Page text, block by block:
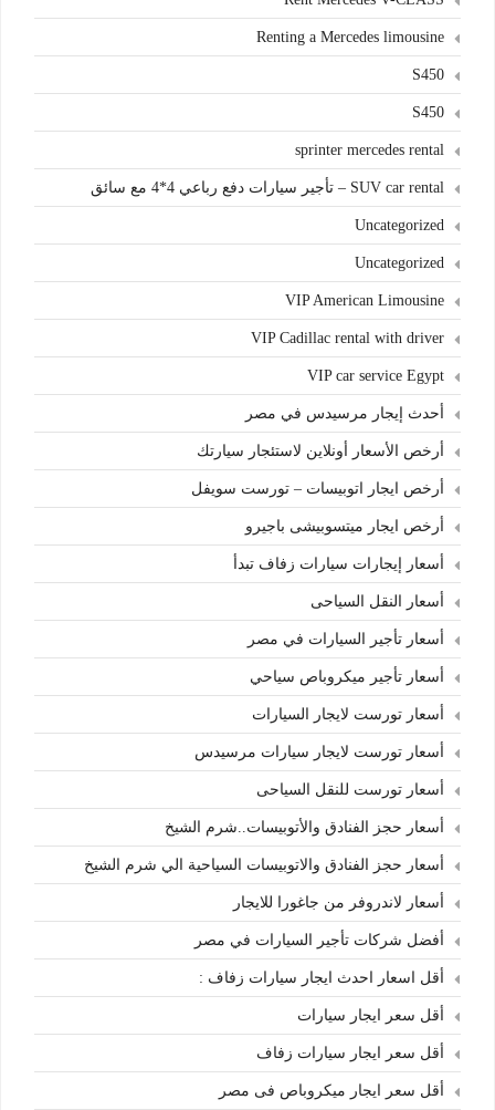
Renting a Mercedes limousine
S450
S450
sprinter mercedes rental
SUV car rental – تأجير سيارات دفع رباعي 4*4 مع سائق
Uncategorized
Uncategorized
VIP American Limousine
VIP Cadillac rental with driver
VIP car service Egypt
أحدث إيجار مرسيدس في مصر
أرخص الأسعار أونلاين لاستئجار سيارتك
أرخص ايجار اتوبيسات – تورست سويفل
أرخص ايجار ميتسوبيشى باجيرو
أسعار إيجارات سيارات زفاف تبدأ
أسعار النقل السياحى
أسعار تأجير السيارات في مصر
أسعار تأجير ميكروباص سياحي
أسعار تورست لايجار السيارات
أسعار تورست لايجار سيارات مرسيدس
أسعار تورست للنقل السياحى
أسعار حجز الفنادق والأتوبيسات..شرم الشيخ
أسعار حجز الفنادق والاتوبيسات السياحية الي شرم الشيخ
أسعار لاندروفر من جاغورا للايجار
أفضل شركات تأجير السيارات في مصر
أقل اسعار احدث ايجار سيارات زفاف :
أقل سعر ايجار سيارات
أقل سعر ايجار سيارات زفاف
أقل سعر ايجار ميكروباص فى مصر